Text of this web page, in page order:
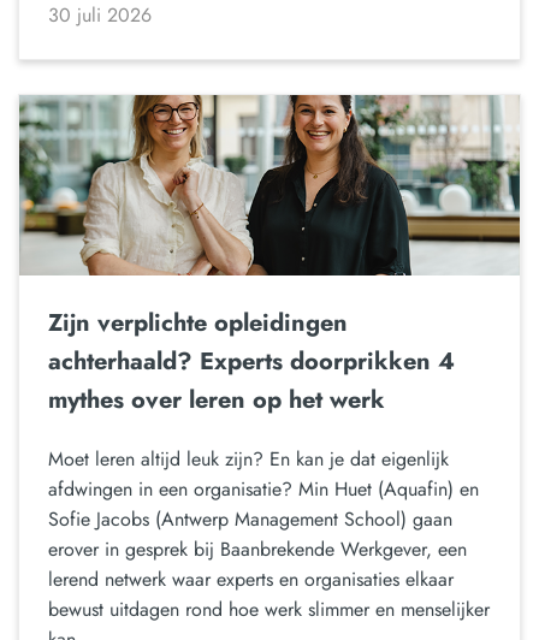
30 juli 2026
Zijn verplichte opleidingen
achterhaald? Experts doorprikken 4
mythes over leren op het werk
Moet leren altijd leuk zijn? En kan je dat eigenlijk
afdwingen in een organisatie? Min Huet (Aquafin) en
Sofie Jacobs (Antwerp Management School) gaan
erover in gesprek bij Baanbrekende Werkgever, een
lerend netwerk waar experts en organisaties elkaar
bewust uitdagen rond hoe werk slimmer en menselijker